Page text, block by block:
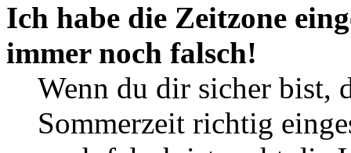
Ich habe die Zeitzone
immer noch falsch!
Wenn du dir sicher bist,
Sommerzeit richtig